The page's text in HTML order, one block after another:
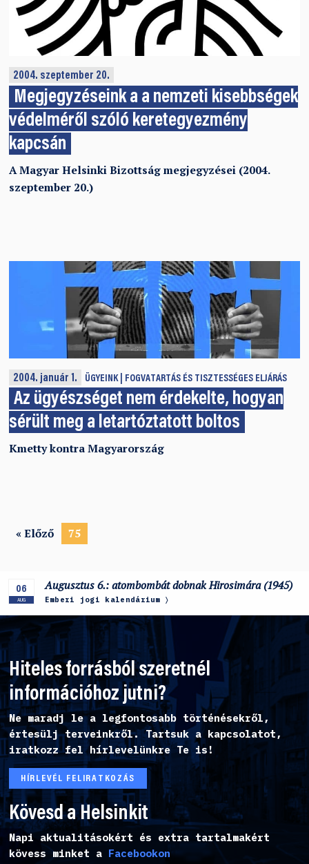
2004. szeptember 20.
Megjegyzéseink a a nemzeti kisebbségek
védelméről szóló keretegyezmény
kapcsán
A Magyar Helsinki Bizottság megjegyzései (2004.
szeptember 20.)
2004. január 1. ÜGYEINK FOGVATARTÁS ÉS TISZTESSÉGES ELJÁRÁS
Az ügyészséget nem érdekelte, hogyan
sérült meg a letartóztatott boltos
Kmetty kontra Magyarország
« Előző 75
06
AUG
Augusztus 6.: atombombát dobnak Hirosimára (1945)
Emberi jogi kalendárium
Hiteles forrásból szeretnél
információhoz jutni?
Ne maradj le a legfontosabb történésekről,
értesülj terveinkről. Tartsuk a kapcsolatot,
iratkozz fel hírlevelünkre Te is!
HÍRLEVÉL FELIRATKOZÁS
Kövesd a Helsinkit
Napi aktualitásokért és extra tartalmakért
kövess minket a Facebookon